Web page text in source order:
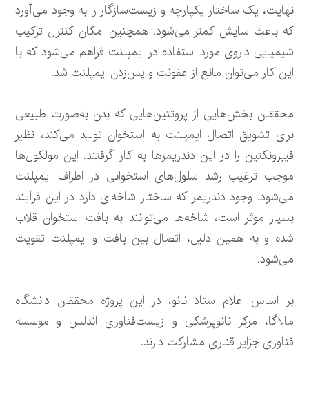
نهایت، یک ساختار یکپارچه و زیست‌سازگار را به وجود می‌آورد
که باعث سایش کمتر می‌شود. همچنین امکان کنترل ترکیب
شیمیایی داروی مورد استفاده در ایمپلنت فراهم می‌شود که با
این کار می‌توان مانع از عفونت و پس‌زدن ایمپلنت شد.
محققان بخش‌هایی از پروتئین‌هایی که بدن به‌صورت طبیعی
برای تشویق اتصال ایمپلنت به استخوان تولید می‌کند، نظیر
فیبرونکتین را در این دندریمرها به کار گرفتند. این مولکول‌ها
موجب ترغیب رشد سلول‌های استخوانی در اطراف ایمپلنت
می‌شود. وجود دندریمر که ساختار شاخه‌ای دارد در این فرآیند
بسیار موثر است، شاخه‌ها می‌توانند به بافت استخوان قلاب
شده و به همین دلیل، اتصال بین بافت و ایمپلنت تقویت
می‌شود.
بر اساس اعلام ستاد نانو، در این پروژه محققان دانشگاه
مالاگا، مرکز نانوپزشکی و زیست‌فناوری اندلس و موسسه
فناوری جزایر قناری مشارکت دارند.